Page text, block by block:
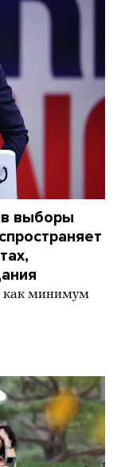
в выборы
как минимум